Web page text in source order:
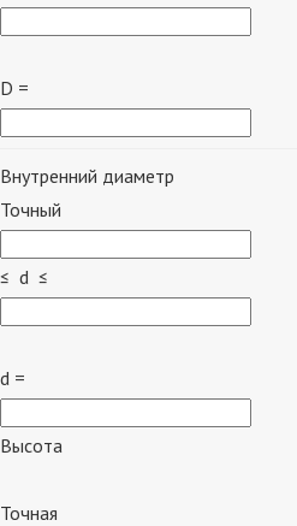
D =
Внутренний диаметр
Точный
≤ d ≤
d =
Высота
Точная